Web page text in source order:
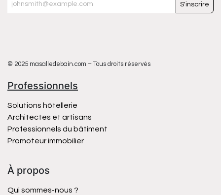
S'inscrire
© 2025 masalledebain.com – Tous droits réservés
Professionnels
Solutions hôtellerie
Architectes et artisans
Professionnels du bâtiment
Promoteur immobilier
À propos
Qui sommes-nous ?